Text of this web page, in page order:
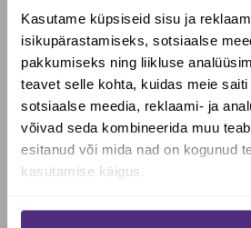
Kasutame küpsiseid sisu ja
isikupärastamiseks, sotsiaalse
pakkumiseks ning liikluse
teavet selle kohta, kuidas meie
sotsiaalse meedia, reklaami- ja
võivad seda kombineerida muu
esitanud või mida nad on kogunud
kasutamise käigus.
Energia +
Immuunsus
Vitamiinid +
Mineraalained +
Ilu +
+
+
Soovid saada
Jah, soovin